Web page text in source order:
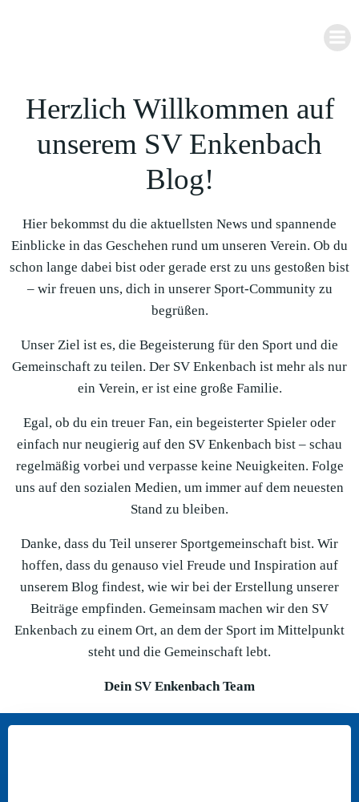
Herzlich Willkommen auf
unserem SV Enkenbach
Blog!
Hier bekommst du die aktuellsten News und spannende
Einblicke in das Geschehen rund um unseren Verein. Ob du
schon lange dabei bist oder gerade erst zu uns gestoßen bist
– wir freuen uns, dich in unserer Sport-Community zu
begrüßen.
Unser Ziel ist es, die Begeisterung für den Sport und die
Gemeinschaft zu teilen. Der SV Enkenbach ist mehr als nur
ein Verein, er ist eine große Familie.
Egal, ob du ein treuer Fan, ein begeisterter Spieler oder
einfach nur neugierig auf den SV Enkenbach bist – schau
regelmäßig vorbei und verpasse keine Neuigkeiten. Folge
uns auf den sozialen Medien, um immer auf dem neuesten
Stand zu bleiben.
Danke, dass du Teil unserer Sportgemeinschaft bist. Wir
hoffen, dass du genauso viel Freude und Inspiration auf
unserem Blog findest, wie wir bei der Erstellung unserer
Beiträge empfinden. Gemeinsam machen wir den SV
Enkenbach zu einem Ort, an dem der Sport im Mittelpunkt
steht und die Gemeinschaft lebt.
Dein SV Enkenbach Team